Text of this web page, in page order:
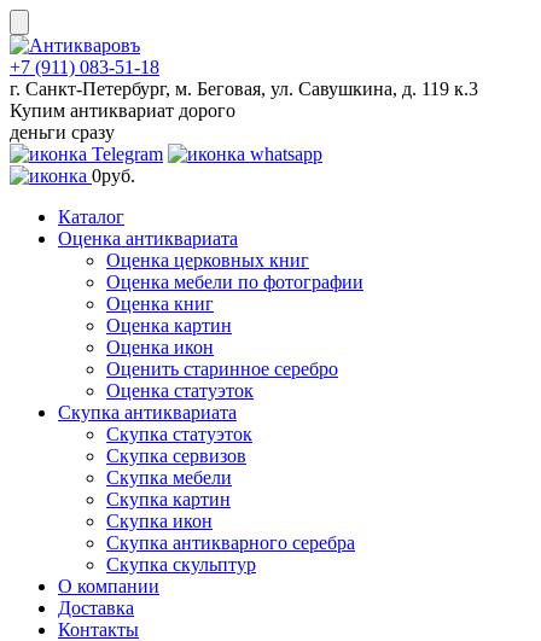
Skip
to
content
+7 (911) 083-51-18
г. Санкт-Петербург, м. Беговая, ул. Савушкина, д. 119 к.3
Купим антиквариат дорого
деньги сразу
0руб.
Каталог
Оценка антиквариата
Оценка церковных книг
Оценка мебели по фотографии
Оценка книг
Оценка картин
Оценка икон
Оценить старинное серебро
Оценка статуэток
Скупка антиквариата
Скупка статуэток
Скупка сервизов
Скупка мебели
Скупка картин
Скупка икон
Скупка антикварного серебра
Скупка скульптур
О компании
Доставка
Контакты